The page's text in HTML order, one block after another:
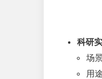
科研
场
用